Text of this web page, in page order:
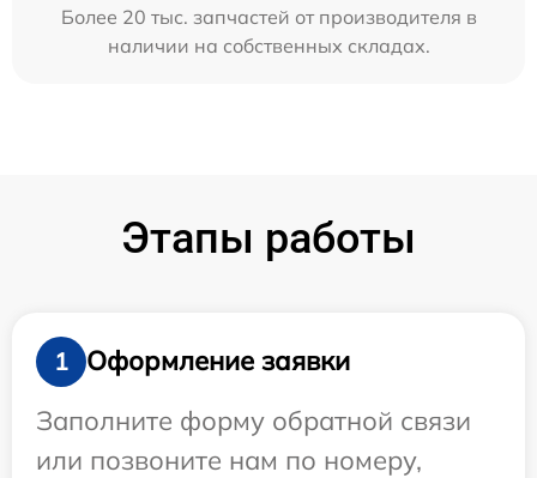
Более 20 тыс. запчастей от производителя в
наличии на собственных складах.
Этапы работы
1
Оформление заявки
Заполните форму обратной связи
или позвоните нам по номеру,